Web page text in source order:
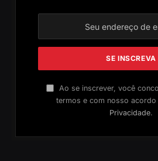
Ao se inscrever, você
termos e com nosso acordo
Privacidade.